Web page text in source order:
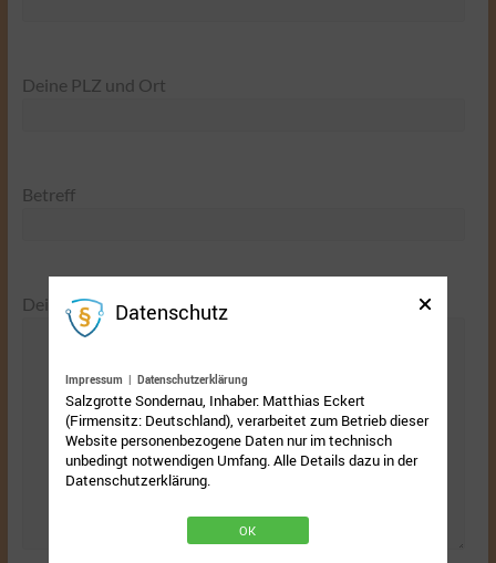
Deine PLZ und Ort
Betreff
Deine Nachricht (optional)
Datenschutz
Impressum | Datenschutzerklärung
Salzgrotte Sondernau, Inhaber: Matthias Eckert
(Firmensitz: Deutschland), verarbeitet zum Betrieb dieser
Website personenbezogene Daten nur im technisch
unbedingt notwendigen Umfang. Alle Details dazu in der
Datenschutzerklärung.
OK